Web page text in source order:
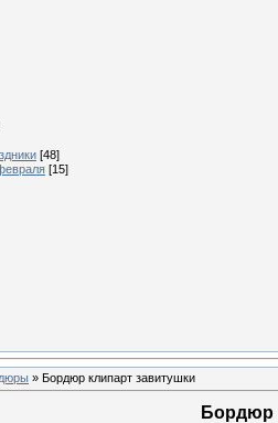
[48]
[15]
» Бордюр клипарт завитушки
Бордюр